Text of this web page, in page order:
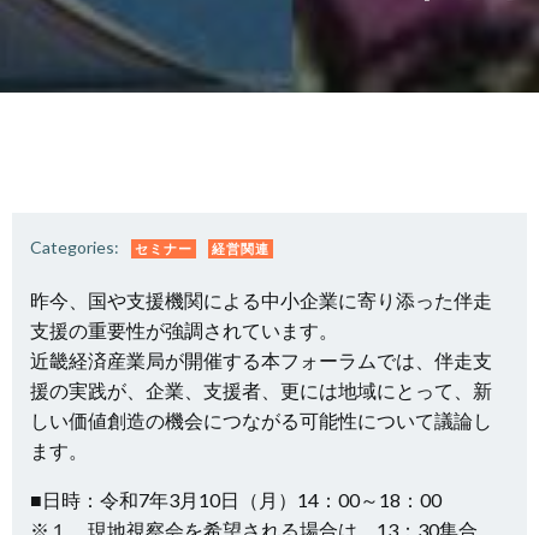
Categories: セミナー 経営関連
昨今、国や支援機関による中小企業に寄り添った伴走
支援の重要性が強調されています。
近畿経済産業局が開催する本フォーラムでは、伴走支
援の実践が、企業、支援者、更には地域にとって、新
しい価値創造の機会につながる可能性について議論し
ます。
■日時：令和7年3月10日（月）14：00～18：00
※１ 現地視察会を希望される場合は、13：30集合